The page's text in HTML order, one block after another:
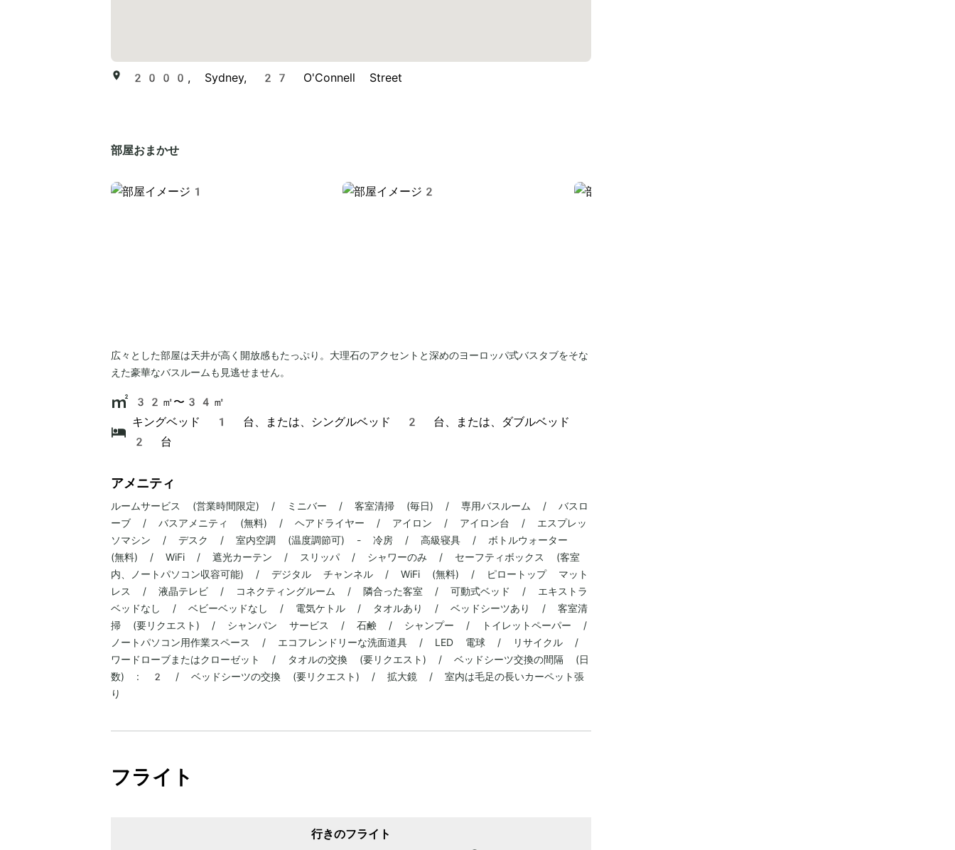
2000, Sydney, 27 O'Connell Street
部屋おまかせ
広々とした部屋は天井が高く開放感もたっぷり。大理石のアクセントと深めのヨーロッパ式バスタブをそな
えた豪華なバスルームも見逃せません。
32㎡〜34㎡
キングベッド 1 台、または、シングルベッド 2 台、または、ダブルベッド
2 台
アメニティ
ルームサービス (営業時間限定) / ミニバー / 客室清掃 (毎日) / 専用バスルーム / バスロ
ーブ / バスアメニティ (無料) / ヘアドライヤー / アイロン / アイロン台 / エスプレッ
ソマシン / デスク / 室内空調 (温度調節可) - 冷房 / 高級寝具 / ボトルウォーター
(無料) / WiFi / 遮光カーテン / スリッパ / シャワーのみ / セーフティボックス (客室
内、ノートパソコン収容可能) / デジタル チャンネル / WiFi (無料) / ピロートップ マット
レス / 液晶テレビ / コネクティングルーム / 隣合った客室 / 可動式ベッド / エキストラ
ベッドなし / ベビーベッドなし / 電気ケトル / タオルあり / ベッドシーツあり / 客室清
掃 (要リクエスト) / シャンパン サービス / 石鹸 / シャンプー / トイレットペーパー /
ノートパソコン用作業スペース / エコフレンドリーな洗面道具 / LED 電球 / リサイクル /
ワードローブまたはクローゼット / タオルの交換 (要リクエスト) / ベッドシーツ交換の間隔 (日
数) : 2 / ベッドシーツの交換 (要リクエスト) / 拡大鏡 / 室内は毛足の長いカーペット張
り
フライト
行きのフライト